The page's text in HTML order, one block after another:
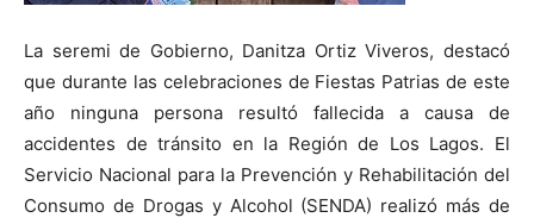
La seremi de Gobierno, Danitza Ortiz Viveros, destacó
que durante las celebraciones de Fiestas Patrias de este
año ninguna persona resultó fallecida a causa de
accidentes de tránsito en la Región de Los Lagos. El
Servicio Nacional para la Prevención y Rehabilitación del
Consumo de Drogas y Alcohol (SENDA) realizó más de